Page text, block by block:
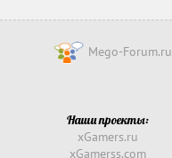
Mego-Forum.ru
Наши проекты:
xGamers.ru
xGamerss.com